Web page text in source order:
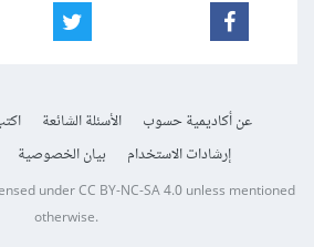
عن أكاديمية حسوب الأسئلة الشائعة
إرشادات الاستخدام
بيان الخصوصية
underCC BY-NC-SA 4.0unless mentioned
otherwise.